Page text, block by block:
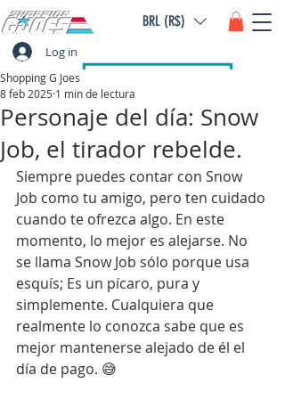
Log in
BRL (R$)
Personaje del día: Snow
Job, el tirador rebelde.
Shopping G Joes
8 feb 2025 1 min de lectura
Siempre puedes contar con Snow
Job como tu amigo, pero ten cuidado
cuando te ofrezca algo. En este
momento, lo mejor es alejarse. No
se llama Snow Job sólo porque usa
esquís; Es un pícaro, pura y
simplemente. Cualquiera que
realmente lo conozca sabe que es
mejor mantenerse alejado de él el
día de pago. 😅